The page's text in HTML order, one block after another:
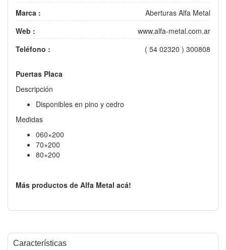
Marca :
Aberturas Alfa Metal
Web :
www.alfa-metal.com.ar
Teléfono :
( 54 02320 ) 300808
Puertas Placa
Descripción
Disponibles en pino y cedro
Medidas
060×200
70×200
80×200
Más productos de Alfa Metal acá!
Características